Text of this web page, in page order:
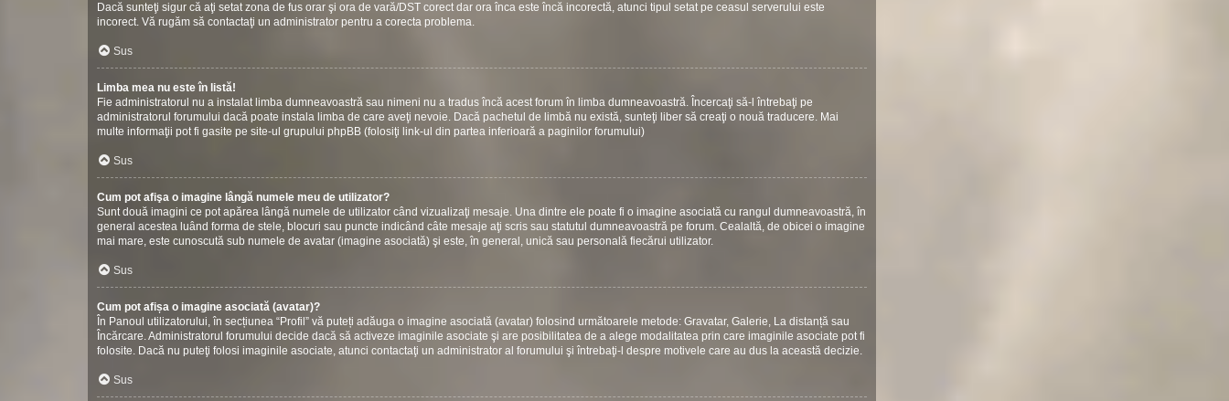
Dacă sunteţi sigur că aţi setat zona de fus orar şi ora de vară/DST corect dar ora înca este încă incorectă, atunci tipul setat pe ceasul serverului este
incorect. Vă rugăm să contactaţi un administrator pentru a corecta problema.
Sus
Limba mea nu este în listă!
Fie administratorul nu a instalat limba dumneavoastră sau nimeni nu a tradus încă acest forum în limba dumneavoastră. Încercaţi să-l întrebaţi pe
administratorul forumului dacă poate instala limba de care aveţi nevoie. Dacă pachetul de limbă nu există, sunteţi liber să creaţi o nouă traducere. Mai
multe informaţii pot fi gasite pe site-ul grupului phpBB (folosiţi link-ul din partea inferioară a paginilor forumului)
Sus
Cum pot afişa o imagine lângă numele meu de utilizator?
Sunt două imagini ce pot apărea lângă numele de utilizator când vizualizaţi mesaje. Una dintre ele poate fi o imagine asociată cu rangul dumneavoastră, în
general acestea luând forma de stele, blocuri sau puncte indicând câte mesaje aţi scris sau statutul dumneavoastră pe forum. Cealaltă, de obicei o imagine
mai mare, este cunoscută sub numele de avatar (imagine asociată) şi este, în general, unică sau personală fiecărui utilizator.
Sus
Cum pot afișa o imagine asociată (avatar)?
În Panoul utilizatorului, în secțiunea “Profil” vă puteți adăuga o imagine asociată (avatar) folosind următoarele metode: Gravatar, Galerie, La distanță sau
Încărcare. Administratorul forumului decide dacă să activeze imaginile asociate şi are posibilitatea de a alege modalitatea prin care imaginile asociate pot fi
folosite. Dacă nu puteţi folosi imaginile asociate, atunci contactaţi un administrator al forumului şi întrebaţi-l despre motivele care au dus la această decizie.
Sus